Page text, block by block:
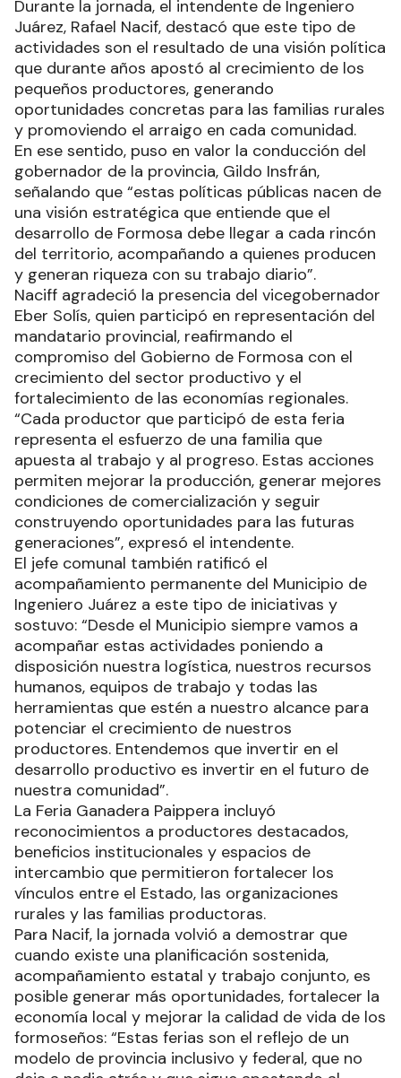
Durante la jornada, el intendente de Ingeniero
Juárez, Rafael Nacif, destacó que este tipo de
actividades son el resultado de una visión política
que durante años apostó al crecimiento de los
pequeños productores, generando
oportunidades concretas para las familias rurales
y promoviendo el arraigo en cada comunidad.
En ese sentido, puso en valor la conducción del
gobernador de la provincia, Gildo Insfrán,
señalando que “estas políticas públicas nacen de
una visión estratégica que entiende que el
desarrollo de Formosa debe llegar a cada rincón
del territorio, acompañando a quienes producen
y generan riqueza con su trabajo diario”.
Naciff agradeció la presencia del vicegobernador
Eber Solís, quien participó en representación del
mandatario provincial, reafirmando el
compromiso del Gobierno de Formosa con el
crecimiento del sector productivo y el
fortalecimiento de las economías regionales.
“Cada productor que participó de esta feria
representa el esfuerzo de una familia que
apuesta al trabajo y al progreso. Estas acciones
permiten mejorar la producción, generar mejores
condiciones de comercialización y seguir
construyendo oportunidades para las futuras
generaciones”, expresó el intendente.
El jefe comunal también ratificó el
acompañamiento permanente del Municipio de
Ingeniero Juárez a este tipo de iniciativas y
sostuvo: “Desde el Municipio siempre vamos a
acompañar estas actividades poniendo a
disposición nuestra logística, nuestros recursos
humanos, equipos de trabajo y todas las
herramientas que estén a nuestro alcance para
potenciar el crecimiento de nuestros
productores. Entendemos que invertir en el
desarrollo productivo es invertir en el futuro de
nuestra comunidad”.
La Feria Ganadera Paippera incluyó
reconocimientos a productores destacados,
beneficios institucionales y espacios de
intercambio que permitieron fortalecer los
vínculos entre el Estado, las organizaciones
rurales y las familias productoras.
Para Nacif, la jornada volvió a demostrar que
cuando existe una planificación sostenida,
acompañamiento estatal y trabajo conjunto, es
posible generar más oportunidades, fortalecer la
economía local y mejorar la calidad de vida de los
formoseños: “Estas ferias son el reflejo de un
modelo de provincia inclusivo y federal, que no